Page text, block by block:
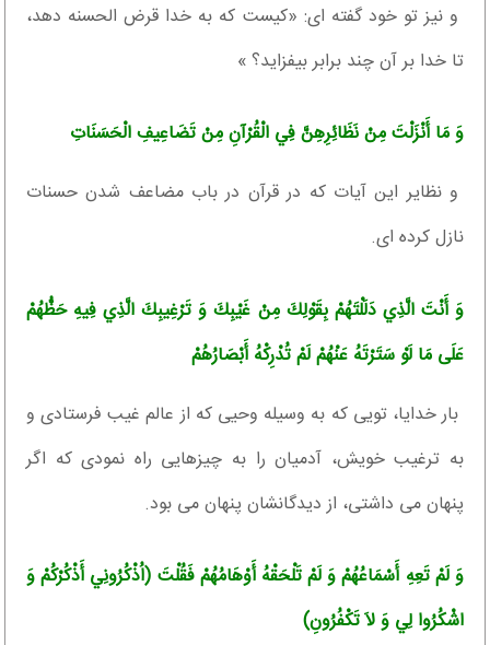
و نيز تو خود گفته‏ اى: «كيست كه به خدا قرض الحسنه دهد،
تا خدا بر آن چند برابر بيفزايد؟ »
وَ مَا أَنْزَلْتَ مِنْ نَظَائِرِهِنَّ فِي الْقُرْآنِ مِنْ تَضَاعِيفِ الْحَسَنَاتِ‏
و نظاير اين آيات كه در قرآن در باب مضاعف شدن حسنات
نازل كرده ‏اى.
وَ أَنْتَ الَّذِي دَلَلْتَهُمْ بِقَوْلِكَ مِنْ غَيْبِكَ وَ تَرْغِيبِكَ الَّذِي فِيهِ حَظُّهُمْ
عَلَى مَا لَوْ سَتَرْتَهُ عَنْهُمْ لَمْ تُدْرِكْهُ أَبْصَارُهُمْ‏
بار خدايا، تويى كه به وسيله وحيى كه از عالم غيب فرستادى و
به ترغيب خويش، آدميان را به چيزهايى راه نمودى كه اگر
پنهان مى‏ داشتى، از ديدگانشان پنهان مى ‏بود.
وَ لَمْ تَعِهِ أَسْمَاعُهُمْ وَ لَمْ تَلْحَقْهُ أَوْهَامُهُمْ فَقُلْتَ (اُذْكُرُونِي أَذْكُرْكُمْ وَ
اشْكُرُوا لِي وَ لاَ تَكْفُرُونِ‏)